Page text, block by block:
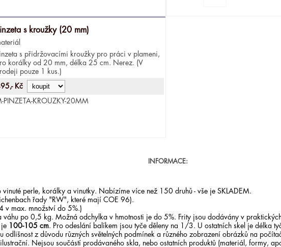
s kroužky (20 mm)
s přidržovacími kroužky pro práci v plameni,
korálky od 20 mm, délka 25 cm. Nerez. (V
pouze 1 kus.)
Kč
PINZETA-KROUZKY-20MM
INFORMACE:
vinuté perle, korálky a vinutky. Nabízíme více než 150 druhů - vše je SKLADEM.
řady "RW", které mají COE 96).
v max. množství do 5%.)
váhu po 0,5 kg. Možná odchylka v hmotnosti je do 5%. Frity jsou dodávány v
je 100-105 cm . Pro odeslání balíkem jsou tyče děleny na 1/3. U ostatních skel je délka
odlišnost z důvodu různých světelných podmínek a různého zobrazení obrázků na
Nejsou součástí prodávaného skla, nebo ostatních produktů (materiál, formy,